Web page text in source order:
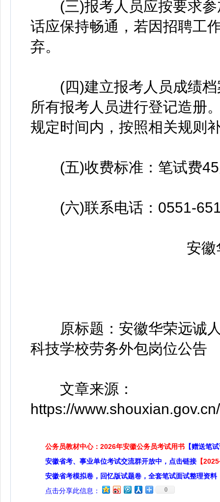
(三)报考人员应按要求参
话应保持畅通，若因招聘工
弃。
(四)建立报考人员成绩档
所有报考人员进行登记造册
规定时间内，按照相关规则
(五)收费标准：笔试费45
(六)联系电话：0551-
安徽华
原标题：安徽华荣远诚人
科技学校劳务外包岗位公告
文章来源：
https://
公务员教材中心：2026年安徽公务员考试用书 【赠送笔
安徽省考、事业单位考试交流群开放中，点击链接 【
安徽省考模拟卷，回忆版试题卷，全套笔试面试整理资料
点击分享此信息：
0